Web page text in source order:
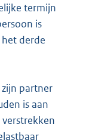
termijn
is
derde
partner
is aan